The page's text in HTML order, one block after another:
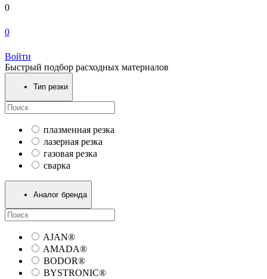
0
0
Войти
Быстрый подбор расходных материалов
Тип резки
плазменная резка
лазерная резка
газовая резка
сварка
Аналог бренда
AJAN®
AMADA®
BODOR®
BYSTRONIC®